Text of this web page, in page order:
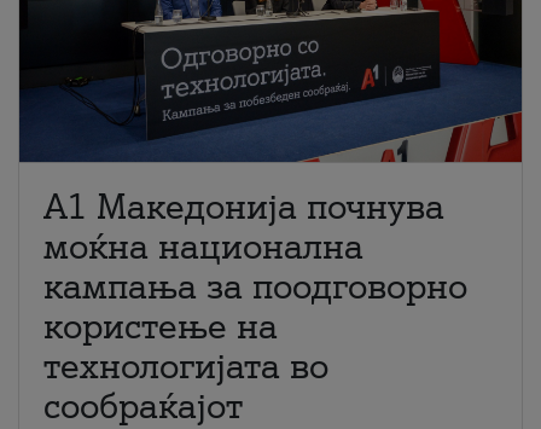
A1 Македонија почнува
моќна национална
кампања за поодговорно
користење на
технологијата во
сообраќајот